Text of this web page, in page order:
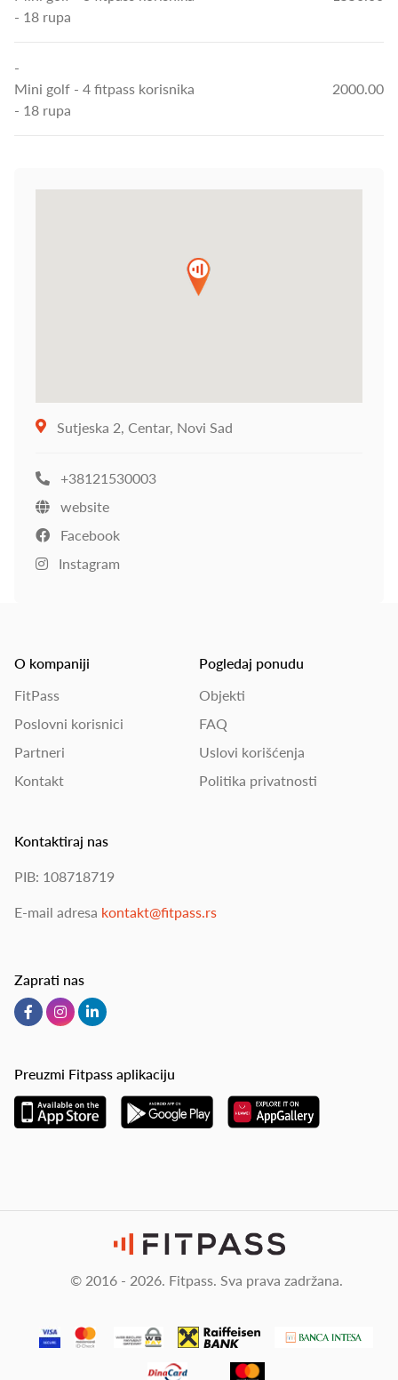
- 18 rupa
-
Mini golf - 4 fitpass korisnika
- 18 rupa
2000.00
Sutjeska 2, Centar, Novi Sad
+38121530003
website
Facebook
Instagram
O kompaniji
FitPass
Poslovni korisnici
Partneri
Kontakt
Pogledaj ponudu
Objekti
FAQ
Uslovi korišćenja
Politika privatnosti
Kontaktiraj nas
PIB: 108718719
E-mail adresa kontakt@fitpass.rs
Zaprati nas
Preuzmi Fitpass aplikaciju
© 2016 - 2026. Fitpass. Sva prava zadržana.